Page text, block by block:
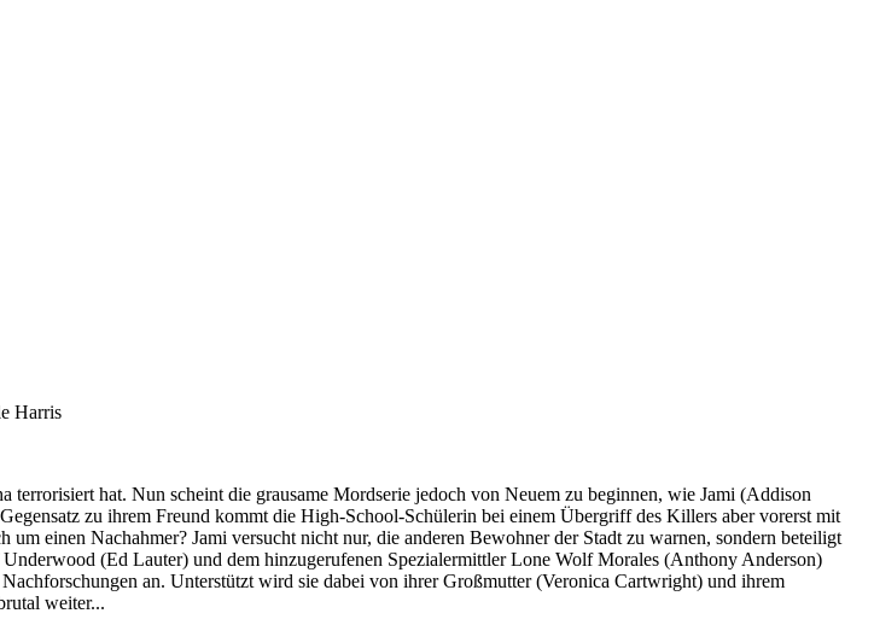
Harris
hat. Nun scheint die grausame Mordserie jedoch von Neuem zu beginnen, wie Jami (Addison
zu ihrem Freund kommt die High-School-Schülerin bei einem Übergriff des Killers aber vorerst mit
einen Nachahmer? Jami versucht nicht nur, die anderen Bewohner der Stadt zu warnen, sondern beteiligt
(Ed Lauter) und dem hinzugerufenen Spezialermittler Lone Wolf Morales (Anthony Anderson)
an. Unterstützt wird sie dabei von ihrer Großmutter (Veronica Cartwright) und ihrem
weiter...